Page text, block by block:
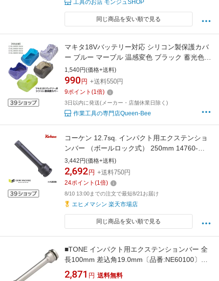
工具のお店 モンジュSHOP
同じ商品を安い順で見る
マキタ18Vバッテリー対応 シリコン製保護カバ
ー ブルー マーブル 温感変色 ブラック 蓄光色
キズ防止 汚れ防止 水洗い可能 MAKITA
BL1830B BL1850B BL1840B BL1860B バッテ
リーカバー
1,540円(価格+送料)
990 円 +送料550円
9ポイント (1倍)
3日以内に発送(メーカー・店舗休業日除く)
作業工具の専門店Queen-Bee
コーケン 12.7sq. インパクト用エクステンショ
ンバー （ボールロック式） 250mm 14760-
250B Ko-ken 工具 山下工業研究所
3,442円(価格+送料)
2,692 円 +送料750円
24ポイント (1倍)
8/10 13:00までの注文で最短8/21お届け
エヒメマシン 楽天市場店
同じ商品を安い順で見る
■TONE インパクト用エクステンションバー 全
長100mm 差込角19.0mm〔品番:NE60100〕
【3569101:0】[店頭受取不可]
2,871 円 送料無料